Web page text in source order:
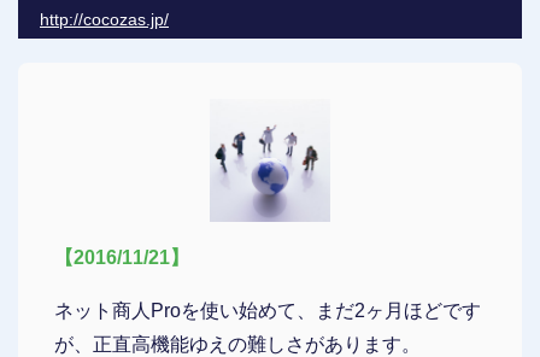
http://cocozas.jp/
【2016/11/21】
ネット商人Proを使い始めて、まだ2ヶ月ほどです
が、正直高機能ゆえの難しさがあります。